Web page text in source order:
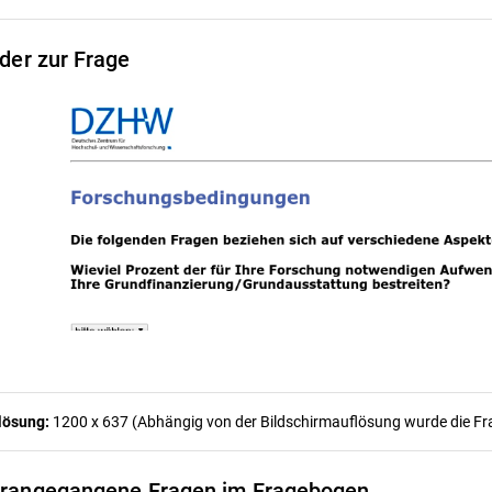
zur Frage
1200 x 637 (Abhängig von der Bildschirmauflösung wurde die